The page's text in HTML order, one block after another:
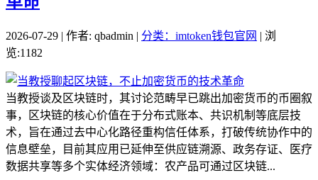
2026-07-29 | 作者: qbadmin | 分类：imtoken钱包官网 | 浏
览:1182
当教授谈及区块链时，其讨论范畴早已跳出加密货币的币圈叙
事，区块链的核心价值在于分布式账本、共识机制等底层技
术，旨在通过去中心化路径重构信任体系，打破传统协作中的
信息壁垒，目前其应用已延伸至供应链溯源、政务存证、医疗
数据共享等多个实体经济领域：农产品可通过区块链...